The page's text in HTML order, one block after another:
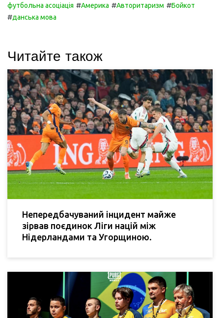
футбольна асоціація #Америка #Авторитаризм #Бойкот
#данська мова
Читайте також
Непередбачуваний інцидент майже
зірвав поєдинок Ліги націй між
Нідерландами та Угорщиною.